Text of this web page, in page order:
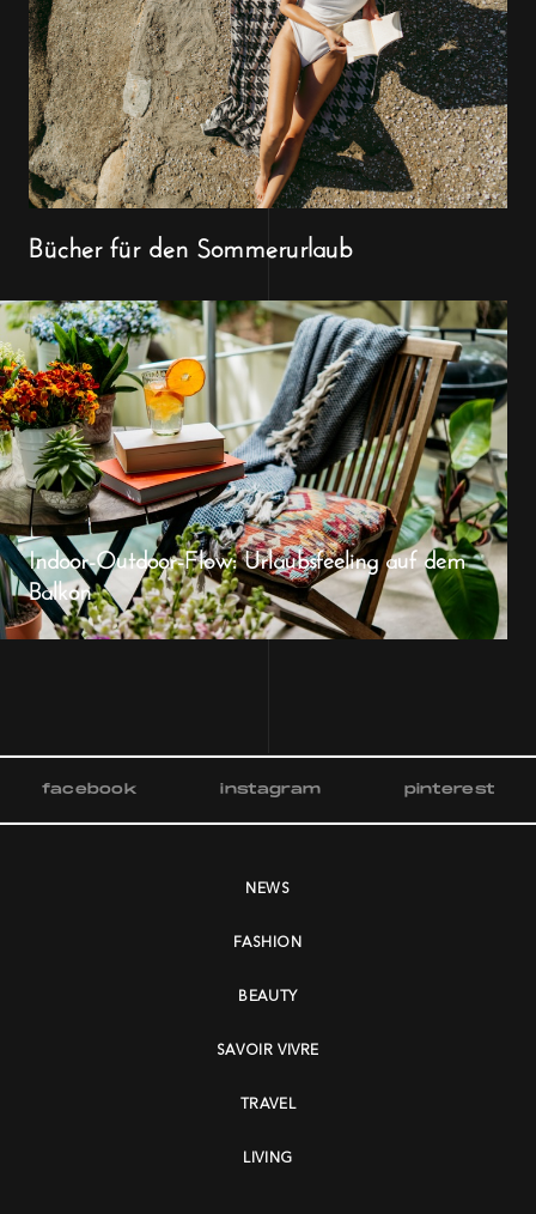
Bücher für den Sommerurlaub
Indoor-Outdoor-Flow: Urlaubsfeeling auf dem
Balkon
facebook instagram pinterest
NEWS
FASHION
BEAUTY
SAVOIR VIVRE
TRAVEL
LIVING